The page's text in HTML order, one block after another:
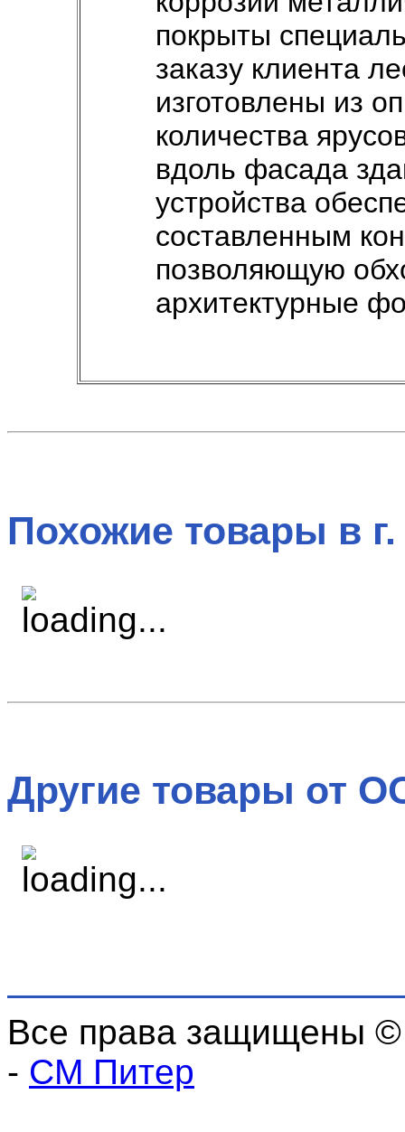
покрыты
заказу клиента
изготовлены из
количества
вдоль фасада
устройства
составленным
позволяющую
архитектурные
Похожие товары в
Другие товары от
Все права защищены
- СМ Питер